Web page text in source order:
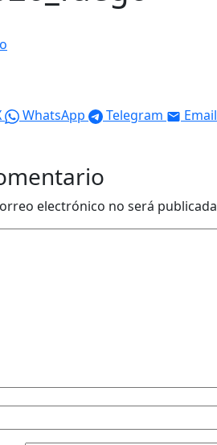
WhatsApp Telegram Email
electrónico no será